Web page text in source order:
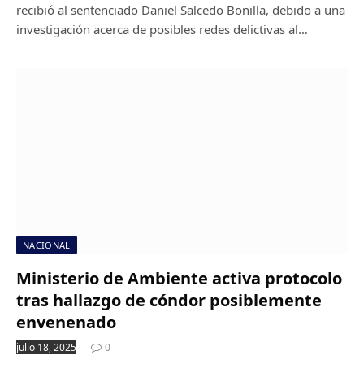
recibió al sentenciado Daniel Salcedo Bonilla, debido a una
investigación acerca de posibles redes delictivas al…
NACIONAL
Ministerio de Ambiente activa protocolo
tras hallazgo de cóndor posiblemente
envenenado
julio 18, 2025 0